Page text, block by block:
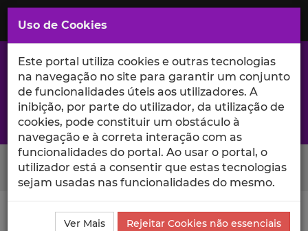
Saltar
para
Conteúdo
Principal
A excelência da investigação e ciência no Iscte
Search Button
Ciência_Iscte Publicações
Descrição Detalhada da
Uso de Cookies
Este portal utiliza cookies e outras tecnologias
na navegação no site para garantir um conjunto
de funcionalidades úteis aos utilizadores. A
inibição, por parte do utilizador, da utilização de
cookies, pode constituir um obstáculo à
navegação e à correta interação com as
funcionalidades do portal. Ao usar o portal, o
utilizador está a consentir que estas tecnologias
sejam usadas nas funcionalidades do mesmo.
Ver Mais
Rejeitar Cookies não essenciais